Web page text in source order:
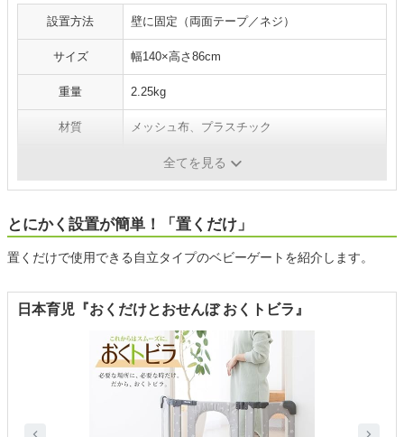
設置方法 壁に固定（両面テープ／ネジ）
サイズ 幅140×高さ86cm
重量 2.25kg
材質 メッシュ布、プラスチック
ホワイト、グレー、ブラック
全てを見る
とにかく設置が簡単！「置くだけ」
置くだけで使用できる自立タイプのベビーゲートを紹介します。
日本育児『おくだけとおせんぼ おくトビラ』